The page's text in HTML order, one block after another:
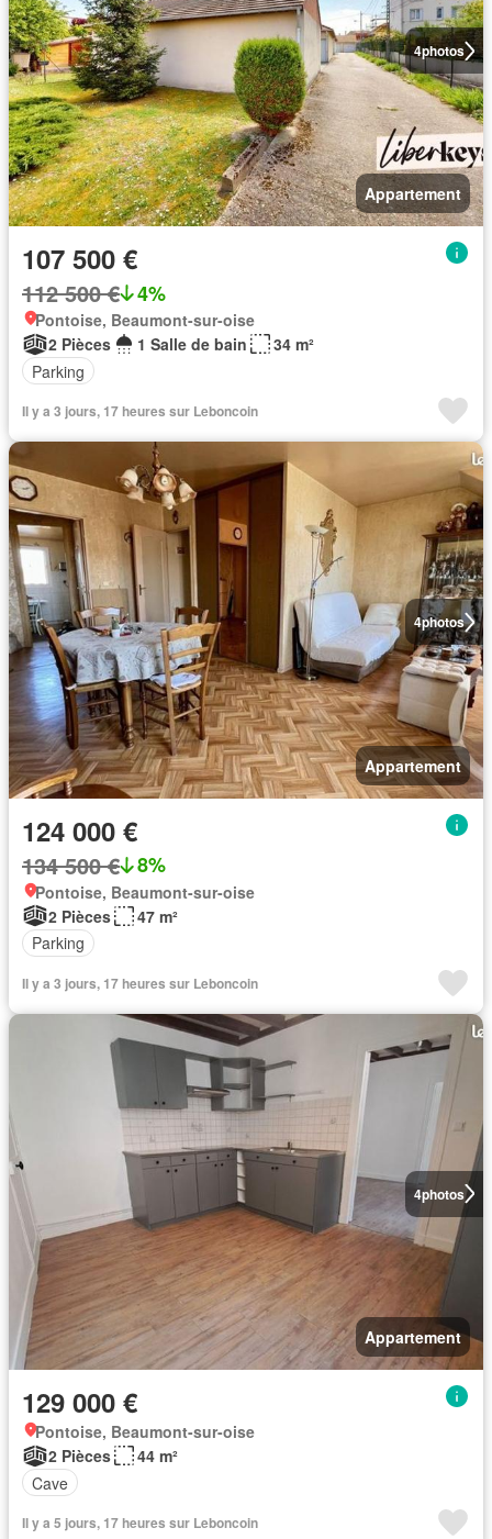
4photos
Appartement
107 500 €
112 500 € 4%
Pontoise, Beaumont-sur-oise
2 Pièces
1 Salle de bain
34 m²
Parking
Il y a 3 jours, 17 heures sur Leboncoin
4photos
Appartement
124 000 €
134 500 € 8%
Pontoise, Beaumont-sur-oise
2 Pièces
47 m²
Parking
Il y a 3 jours, 17 heures sur Leboncoin
4photos
Appartement
129 000 €
Pontoise, Beaumont-sur-oise
2 Pièces
44 m²
Cave
Il y a 5 jours, 17 heures sur Leboncoin